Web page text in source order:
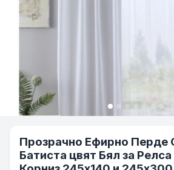
Прозрачно Ефирно Перде
Батиста цвят Бял за